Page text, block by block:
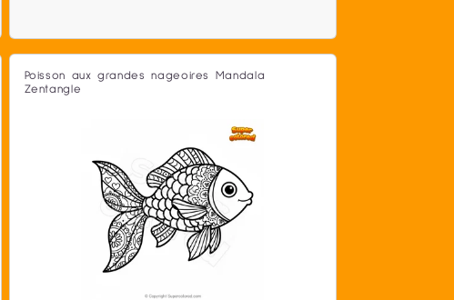
Poisson aux grandes nageoires Mandala
Zentangle